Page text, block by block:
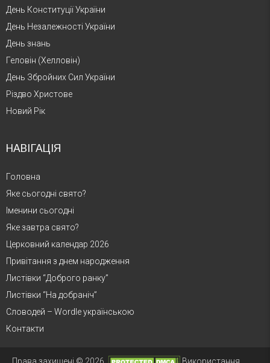
День Конституції України
День Незалежності України
День знань
Геловін (Хелловін)
День Збройних Сил України
Різдво Христове
Новий Рік
НАВІГАЦІЯ
Головна
Яке сьогодні свято?
Іменини сьогодні
Яке завтра свято?
Церковний календар 2026
Привітання з днем народження
Листівки “Доброго ранку”
Листівки “На добраніч”
Словодей – Wordle українською
Контакти